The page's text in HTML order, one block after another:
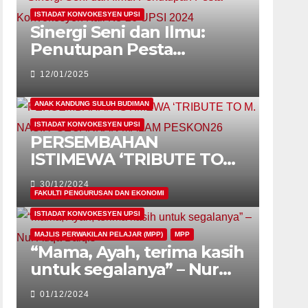
ISTIADAT KONVOKESYEN UPSI
Sinergi Seni dan Ilmu:
Penutupan Pesta
Konvokesyen Kali Ke-26
UPSI 2024
12/01/2025
ANAK KANDUNG SULUH BUDIMAN
ISTIADAT KONVOKESYEN UPSI
PERSEMBAHAN
ISTIMEWA ‘TRIBUTE TO
M. NASIR’ GEGARKAN
MALAM PESKON26
30/12/2024
FAKULTI PENGURUSAN DAN EKONOMI
ISTIADAT KONVOKESYEN UPSI
MAJLIS PERWAKILAN PELAJAR (MPP) MPP
“Mama, Ayah, terima kasih
untuk segalanya” – Nur
Atiqa Balqis
01/12/2024